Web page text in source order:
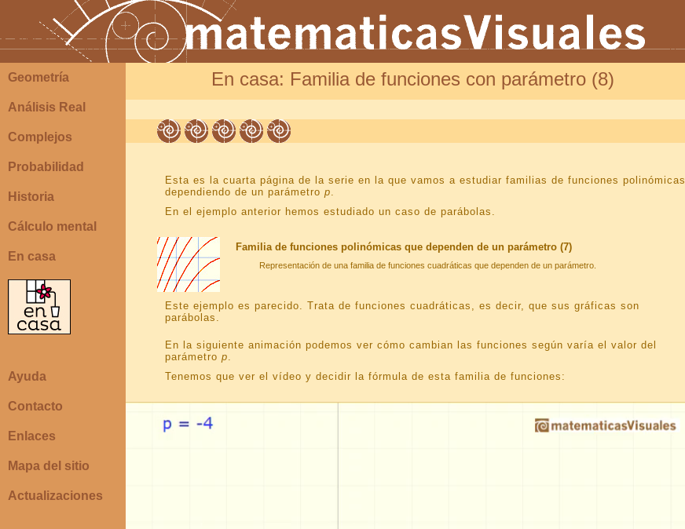
Geometría
Análisis Real
Complejos
Probabilidad
Historia
Cálculo mental
En casa
Ayuda
Contacto
Enlaces
Mapa del sitio
Actualizaciones
En casa: Familia de funciones con parámetro (8)
Esta es la cuarta página de la serie en la que vamos a estudiar familias de funciones polinómicas
dependiendo de un parámetro p.
En el ejemplo anterior hemos estudiado un caso de parábolas.
Familia de funciones polinómicas que dependen de un parámetro (7)
Representación de una familia de funciones cuadráticas que dependen de un parámetro.
Este ejemplo es parecido. Trata de funciones cuadráticas, es decir, que sus gráficas son
parábolas.
En la siguiente animación podemos ver cómo cambian las funciones según varía el valor del
parámetro p.
Tenemos que ver el vídeo y decidir la fórmula de esta familia de funciones: